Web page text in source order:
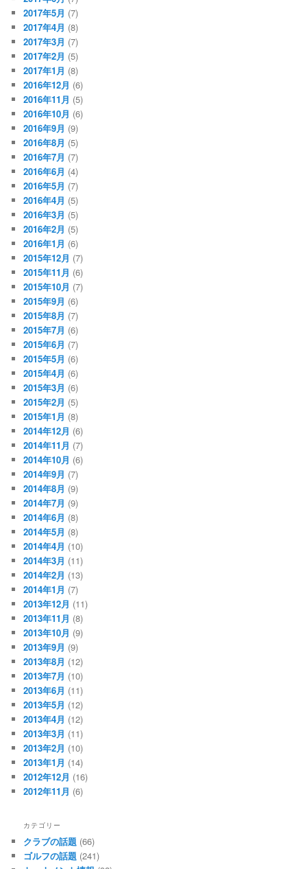
2017年5月 (7)
2017年4月 (8)
2017年3月 (7)
2017年2月 (5)
2017年1月 (8)
2016年12月 (6)
2016年11月 (5)
2016年10月 (6)
2016年9月 (9)
2016年8月 (5)
2016年7月 (7)
2016年6月 (4)
2016年5月 (7)
2016年4月 (5)
2016年3月 (5)
2016年2月 (5)
2016年1月 (6)
2015年12月 (7)
2015年11月 (6)
2015年10月 (7)
2015年9月 (6)
2015年8月 (7)
2015年7月 (6)
2015年6月 (7)
2015年5月 (6)
2015年4月 (6)
2015年3月 (6)
2015年2月 (5)
2015年1月 (8)
2014年12月 (6)
2014年11月 (7)
2014年10月 (6)
2014年9月 (7)
2014年8月 (9)
2014年7月 (9)
2014年6月 (8)
2014年5月 (8)
2014年4月 (10)
2014年3月 (11)
2014年2月 (13)
2014年1月 (7)
2013年12月 (11)
2013年11月 (8)
2013年10月 (9)
2013年9月 (9)
2013年8月 (12)
2013年7月 (10)
2013年6月 (11)
2013年5月 (12)
2013年4月 (12)
2013年3月 (11)
2013年2月 (10)
2013年1月 (14)
2012年12月 (16)
2012年11月 (6)
カテゴリー
クラブの話題 (66)
ゴルフの話題 (241)